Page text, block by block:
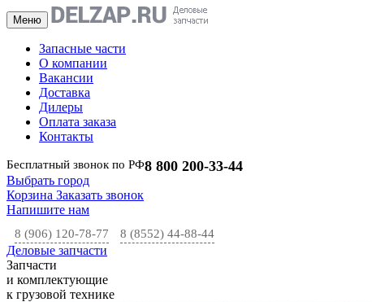
Меню
Запасные части
О компании
Вакансии
Доставка
Дилеры
Оплата заказа
Контакты
Бесплатный звонок по РФ8 800 200-33-44
Выбрать город
Корзина Заказать звонок
Напишите нам
8 (906) 120-78-77 8 (8552) 44-88-44
Деловые запчасти
Запчасти
и комплектующие
к грузовой технике